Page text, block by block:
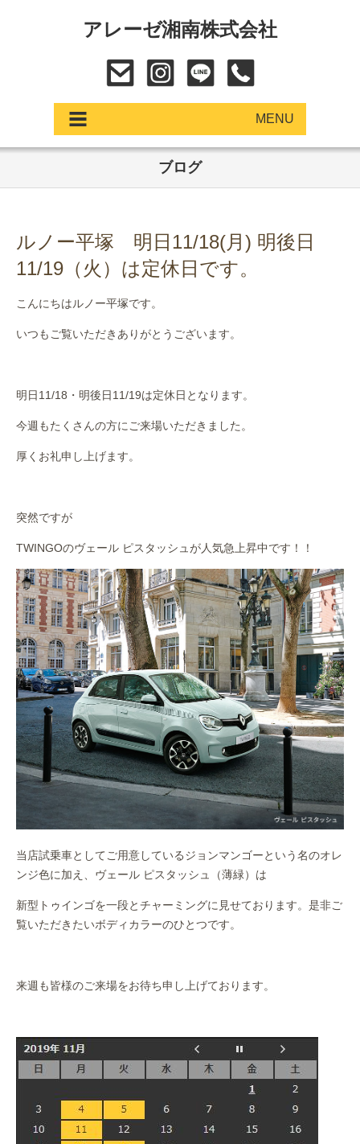
アレーゼ湘南株式会社
MENU
中古車
サービス
店舗アクセス
ブログ
ルノー平塚 明日11/18(月) 明後日
11/19（火）は定休日です。
こんにちはルノー平塚です。
いつもご覧いただきありがとうございます。
明日11/18・明後日11/19は定休日となります。
今週もたくさんの方にご来場いただきました。
厚くお礼申し上げます。
突然ですが
TWINGOのヴェール ピスタッシュが人気急上昇中です！！
当店試乗車としてご用意しているジョンマンゴーという名のオレ
ンジ色に加え、ヴェール ピスタッシュ（薄緑）は
新型トゥインゴを一段とチャーミングに見せております。是非ご
覧いただきたいボディカラーのひとつです。
来週も皆様のご来場をお待ち申し上げております。